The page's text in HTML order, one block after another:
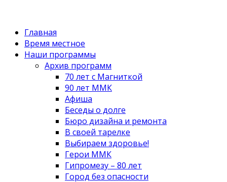
Главная
Время местное
Наши программы
Архив программ
70 лет с Магниткой
90 лет ММК
Афиша
Беседы о долге
Бюро дизайна и ремонта
В своей тарелке
Выбираем здоровье!
Герои ММК
Гипромезу – 80 лет
Город без опасности